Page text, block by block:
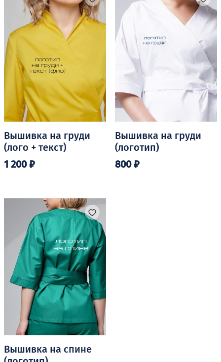
Вышивка на груди
(лого + текст)
1 200₽
Вышивка на груди
(логотип)
800₽
Вышивка на спине